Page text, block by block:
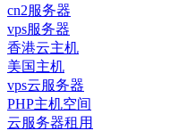
cn2服务器
vps服务器
香港云主机
美国主机
vps云服务器
PHP主机空间
云服务器租用